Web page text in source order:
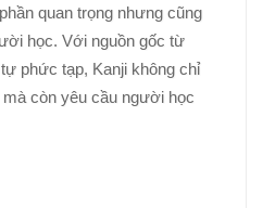
quan trọng nhưng cũng
học. Với nguồn gốc từ
phức tạp, Kanji không chỉ
còn yêu cầu người học